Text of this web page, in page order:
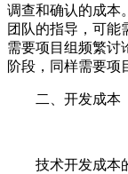
调查和确认的成本
团队的指导，可能
需要项目组频繁讨
阶段，同样需要项
二、开发成本
技术开发成本的